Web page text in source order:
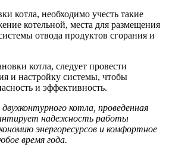
котла, необходимо учесть такие
котельной, места для размещения
отвода продуктов сгорания и
котла, следует провести
и настройку системы, чтобы
и эффективность.
котла, проведенная
надежность работы
энергоресурсов и комфортное
время года.